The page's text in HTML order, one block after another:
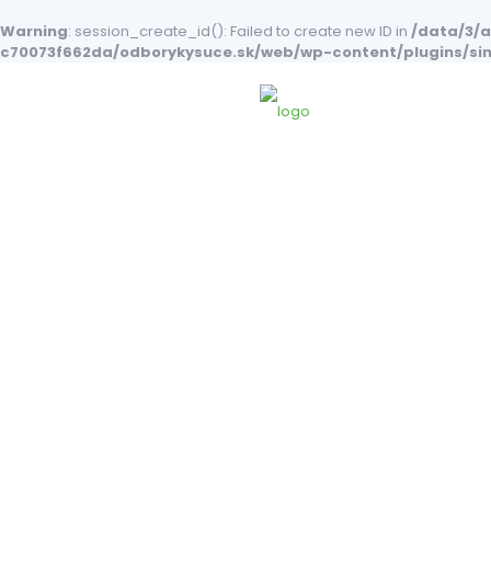
Warning: session_create_id(): Failed to create new ID in /data/3/
c70073f662da/odborykysuce.sk/web/wp-content/